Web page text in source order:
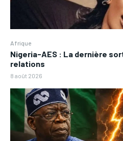
Afrique
Nigeria-AES : La dernière
relations
8 août 2026